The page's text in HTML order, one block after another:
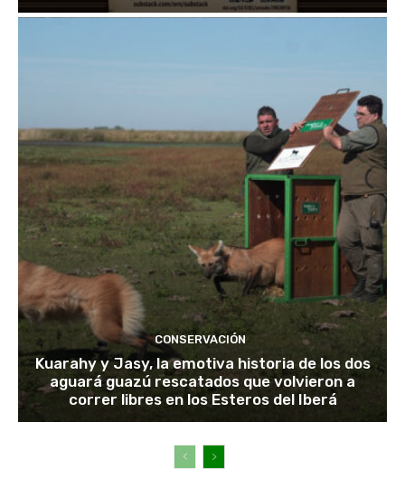
CONSERVACIÓN
Kuarahy y Jasy, la emotiva historia de los dos
aguará guazú rescatados que volvieron a
correr libres en los Esteros del Iberá